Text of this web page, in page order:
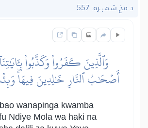
د مخ شمېره: 557
وَٱلَّذِينَ كَفَرُواْ وَكَذَّبُواْ
أَصۡحَٰبُ ٱلنَّارِ خَٰلِدِينَ فِيهَاۖ
wanapinga kwamba
Ndiye Mola wa haki na